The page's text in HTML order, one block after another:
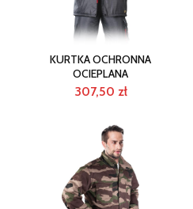
KURTKA OCHRONNA
OCIEPLANA
307,50 zł